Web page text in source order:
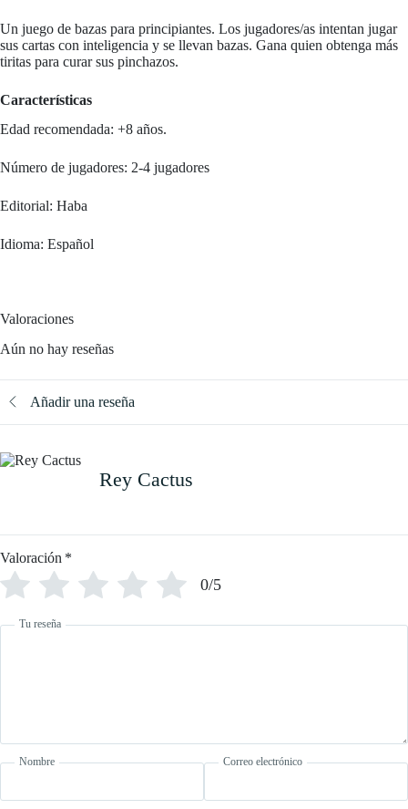
Un juego de bazas para principiantes. Los jugadores/as intentan jugar
sus cartas con inteligencia y se llevan bazas. Gana quien obtenga más
tiritas para curar sus pinchazos.
Características
Edad recomendada: +8 años.
Número de jugadores: 2-4 jugadores
Editorial: Haba
Idioma: Español
Valoraciones
Aún no hay reseñas
Añadir una reseña
Rey Cactus
Valoración *
0/5
Tu reseña
Nombre Correo electrónico